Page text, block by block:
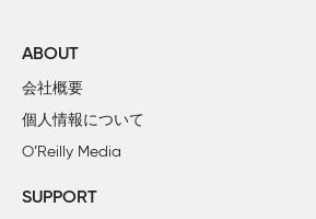
7章　汚物の中で転げ回る
8章　そのエラーを無視するな！
ABOUT
会社概要
個人情報について
O’Reilly Media
SUPPORT